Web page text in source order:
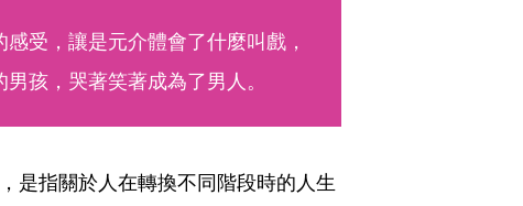
受，讓是元介體會了什麼叫戲，
孩，哭著笑著成為了男人。
是指關於人在轉換不同階段時的人生